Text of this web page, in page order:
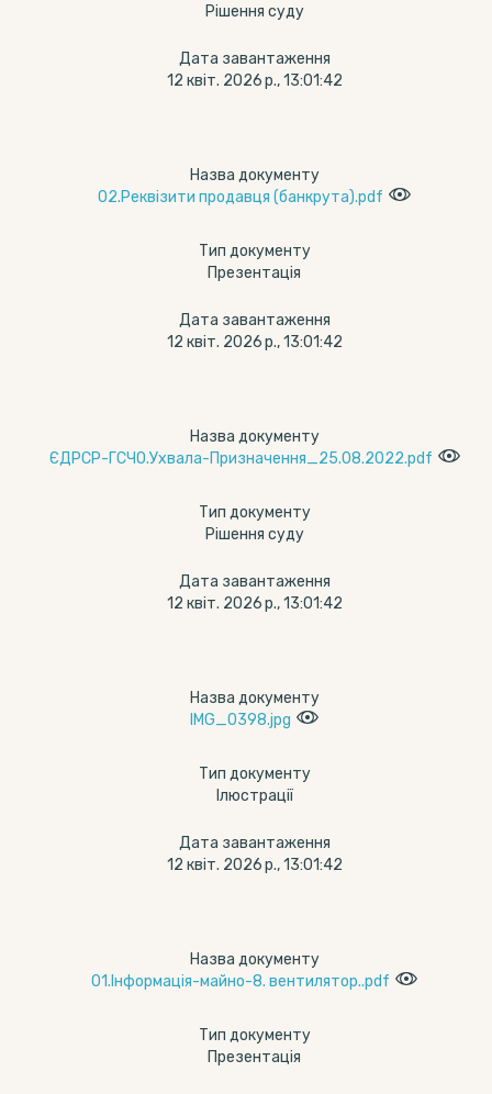
Рішення суду
Дата завантаження
12 квіт. 2026 р., 13:01:42
Назва документу
02.Реквізити продавця (банкрута).pdf
Тип документу
Презентація
Дата завантаження
12 квіт. 2026 р., 13:01:42
Назва документу
ЄДРСР-ГСЧО.Ухвала-Призначення_25.08.2022.pdf
Тип документу
Рішення суду
Дата завантаження
12 квіт. 2026 р., 13:01:42
Назва документу
IMG_0398.jpg
Тип документу
Ілюстрації
Дата завантаження
12 квіт. 2026 р., 13:01:42
Назва документу
01.Інформація-майно-8. вентилятор..pdf
Тип документу
Презентація